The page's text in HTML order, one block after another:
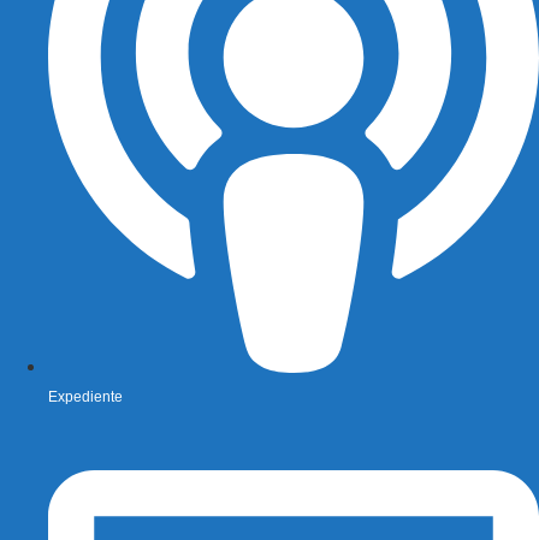
Expediente